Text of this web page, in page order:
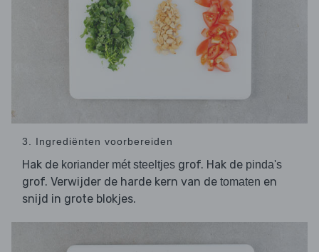
3. Ingrediënten voorbereiden
Hak de koriander mét steeltjes grof. Hak de pinda's
grof. Verwijder de harde kern van de tomaten en
snijd in grote blokjes.